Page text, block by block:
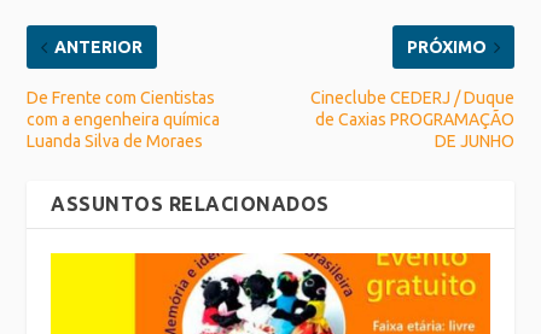
ANTERIOR
De Frente com Cientistas
com a engenheira química
Luanda Silva de Moraes
PRÓXIMO
Cineclube CEDERJ / Duque
de Caxias PROGRAMAÇÃO
DE JUNHO
ASSUNTOS RELACIONADOS